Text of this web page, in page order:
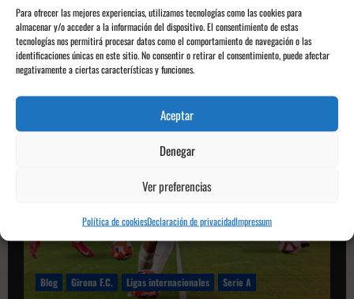
Para ofrecer las mejores experiencias, utilizamos tecnologías como las cookies para
almacenar y/o acceder a la información del dispositivo. El consentimiento de estas
tecnologías nos permitirá procesar datos como el comportamiento de navegación o las
identificaciones únicas en este sitio. No consentir o retirar el consentimiento, puede afectar
negativamente a ciertas características y funciones.
Aceptar
Denegar
Ver preferencias
Política de cookiesDeclaración de privacidadImpressum
refuerza
la
banda
izquierda
del
Girona
Blog Girona F.C. Ligas internacionales Serie A